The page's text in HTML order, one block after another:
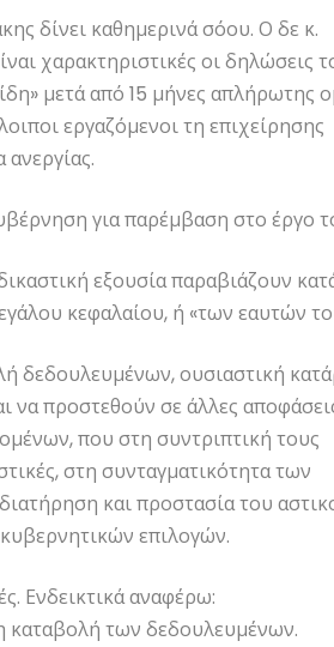
δίνει καθημερινά σόου. Ο δε κ.
χαρακτηριστικές οι δηλώσεις
μετά από 15 μήνες απλήρωτης
εργαζόμενοι τη επιχείρησης
για παρέμβαση στο έργο
εξουσία παραβιάζουν
κεφαλαίου, ή «των εαυτών
δεδουλευμένων, ουσιαστική
να προστεθούν σε άλλες
που στη συντριπτική τους
στη συνταγματικότητα των
και προστασία του
επιλογών.
Ενδεικτικά αναφέρω:
καταβολή των δεδουλευμένων.